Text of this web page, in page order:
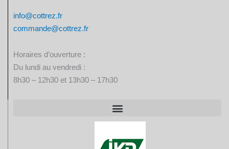
info@cottrez.fr
commande@cottrez.fr
Horaires d’ouverture :
Du lundi au vendredi :
8h30 – 12h30 et 13h30 – 17h30